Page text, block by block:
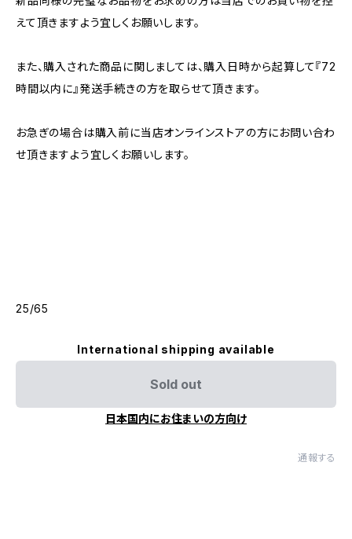
えて頂きますよう宜しくお願いします。
また、購入された商品に関しましては、購入日時から起算して『72
時間以内に』発送手続きの方を取らせて頂きます。
お急ぎの場合は購入前に当店オンラインストアの方にお問い合わ
せ頂きますよう宜しくお願いします。
25/65
International shipping available
Sold out
日本国内にお住まいの方向け
通報する